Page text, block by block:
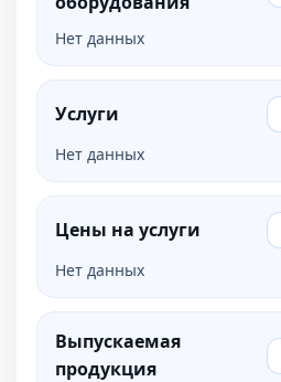
Нет данных
Услуги
Нет данных
Цены на услуги
Нет данных
Выпускаемая
продукция